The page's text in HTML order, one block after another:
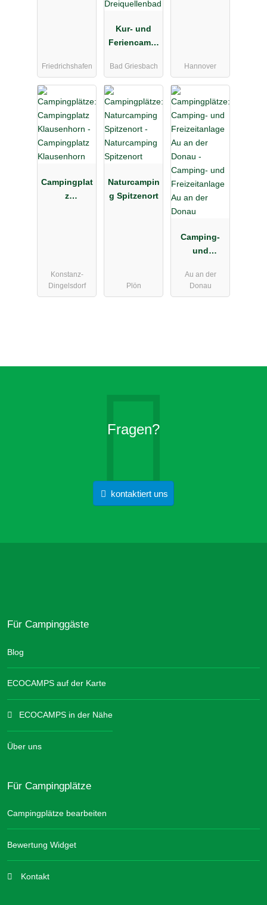
Friedrichshafen
Kur- und
Feriencampi
Holmernhof
Dreiquellenb
ad
Bad Griesbach Hannover
Campingplat
z
Konstanz-
Dingelsdorf
Naturcampin
g Spitzenort
Plön
Camping-
und
e Au an der
Au an der
Donau
Fragen?
kontaktiert uns
Für Campinggäste
Blog
ECOCAMPS auf der Karte
ECOCAMPS in der Nähe
Über uns
Für Campingplätze
Campingplätze bearbeiten
Bewertung Widget
Kontakt